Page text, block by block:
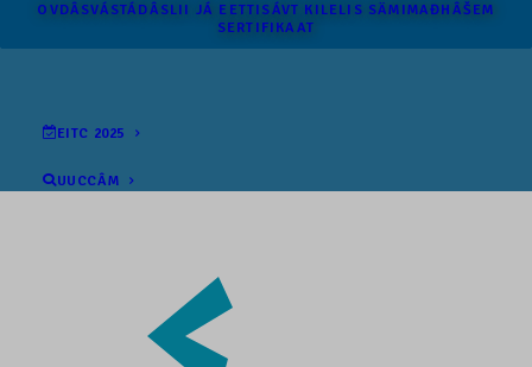
OVDÂSVÁSTÁDÂSLII JÁ EETTISÁVT KILELIS SÄMI­MAĐHÂŠEM
SERTIFIKAAT
EITC 2025
UUCCÂM